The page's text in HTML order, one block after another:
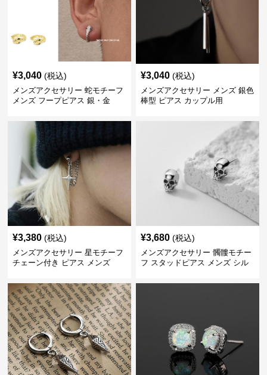
¥3,040 (税込)
メンズアクセサリー 蛇モチーフ
メンズ フープピアス 銀・金
¥3,040 (税込)
メンズアクセサリー メンズ 銀色
棒型 ピアス カップル用
¥3,380 (税込)
メンズアクセサリー 星モチーフ
チェーン付き ピアス メンズ
¥3,680 (税込)
メンズアクセサリー 髑髏モチー
フ スタッドピアス メンズ シル